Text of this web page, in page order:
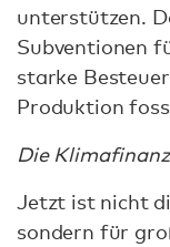
unterstützen.
Subventionen
starke
Produktion
Die
Jetzt ist nicht
sondern für